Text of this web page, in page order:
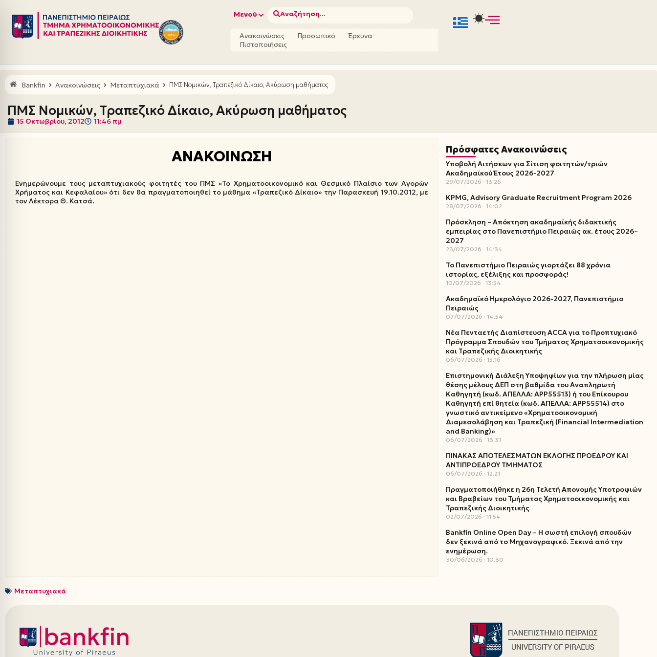
Μεταπηδήστε
στο
Μενού Αναζήτηση...
Ανακοινώσεις Προσωπικό
Έρευνα
Πιστοποιήσεις
Bankfin Ανακοινώσεις Μεταπτυχιακά ΠΜΣ Νομικών, Τραπεζικό Δίκαιο, Ακύρωση μαθήματος
ΠΜΣ Νομικών, Τραπεζικό Δίκαιο, Ακύρωση μαθήματος
15 Οκτωβρίου, 2012 11:46 πμ
ΑΝΑΚΟΙΝΩΣΗ
Ενημερώνουμε τους μεταπτυχιακούς φοιτητές του ΠΜΣ «Το Χρηματοοικονομικό και Θεσμικό Πλαίσιο των Αγορών
Χρήματος και Κεφαλαίου» ότι δεν θα πραγματοποιηθεί το μάθημα «Τραπεζικό Δίκαιο» την Παρασκευή 19.10.2012, με
τον Λέκτορα Θ. Κατσά.
Πρόσφατες Ανακοινώσεις
Υποβολή Αιτήσεων για Σίτιση φοιτητών/τριών
Ακαδημαϊκού Έτους 2026-2027
29/07/2026 13:26
KPMG, Advisory Graduate Recruitment Program 2026
28/07/2026 14:02
Πρόσκληση – Απόκτηση ακαδημαϊκής διδακτικής
εμπειρίας στο Πανεπιστήμιο Πειραιώς ακ. έτους 2026–
2027
23/07/2026 14:34
Το Πανεπιστήμιο Πειραιώς γιορτάζει 88 χρόνια
ιστορίας, εξέλιξης και προσφοράς!
10/07/2026 13:54
Ακαδημαϊκό Ημερολόγιο 2026-2027, Πανεπιστήμιο
Πειραιώς
07/07/2026 14:54
Νέα Πενταετής Διαπίστευση ACCA για το Προπτυχιακό
Πρόγραμμα Σπουδών του Τμήματος Χρηματοοικονομικής
και Τραπεζικής Διοικητικής
06/07/2026 15:16
Επιστημονική Διάλεξη Υποψηφίων για την πλήρωση μίας
θέσης μέλους ΔΕΠ στη βαθμίδα του Αναπληρωτή
Καθηγητή (κωδ. ΑΠΕΛΛΑ: ΑΡΡ55513) ή του Επίκουρου
Καθηγητή επί θητεία (κωδ. ΑΠΕΛΛΑ: ΑΡΡ55514) στο
γνωστικό αντικείμενο «Χρηματοοικονομική
Διαμεσολάβηση και Τραπεζική (Financial Intermediation
and Banking)»
06/07/2026 13:31
ΠΙΝΑΚΑΣ ΑΠΟΤΕΛΕΣΜΑΤΩΝ ΕΚΛΟΓΗΣ ΠΡΟΕΔΡΟΥ ΚΑΙ
ΑΝΤΙΠΡΟΕΔΡΟΥ ΤΜΗΜΑΤΟΣ
06/07/2026 12:21
Πραγματοποιήθηκε η 26η Τελετή Απονομής Υποτροφιών
και Βραβείων του Τμήματος Χρηματοοικονομικής και
Τραπεζικής Διοικητικής
02/07/2026 11:54
Bankfin Online Open Day – Η σωστή επιλογή σπουδών
δεν ξεκινά από το Μηχανογραφικό. Ξεκινά από την
ενημέρωση.
30/06/2026 10:30
Μεταπτυχιακά